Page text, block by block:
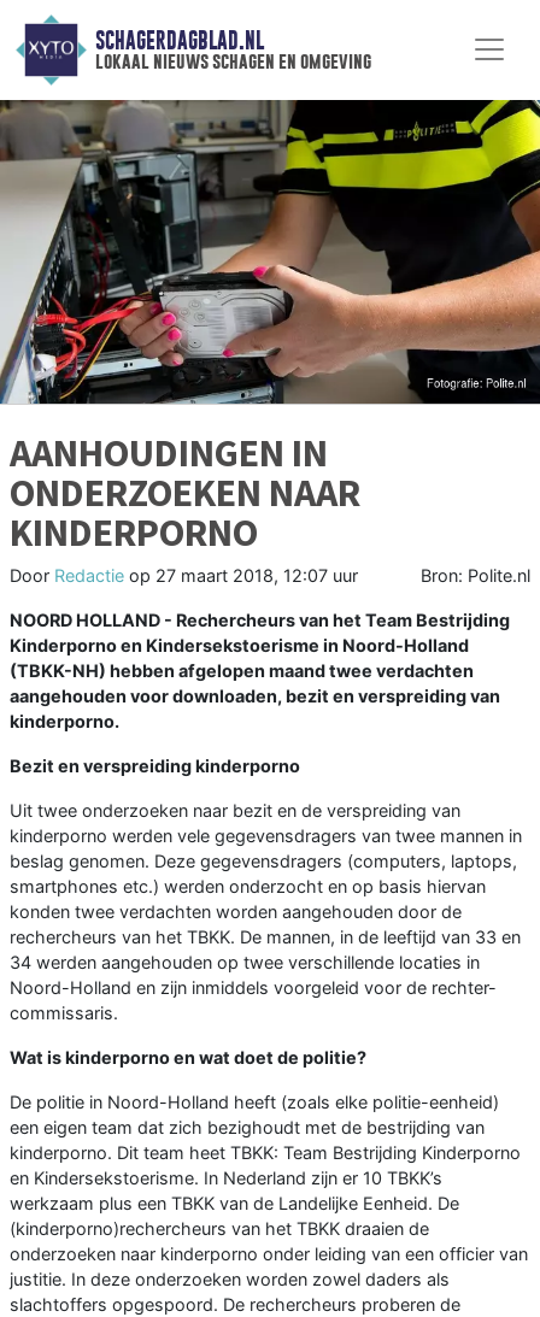
SCHAGERDAGBLAD.NL
lokaal nieuws schagen en omgeving
AANHOUDINGEN IN
ONDERZOEKEN NAAR
KINDERPORNO
Door Redactie op 27 maart 2018, 12:07 uur Bron: Polite.nl
NOORD HOLLAND - Rechercheurs van het Team Bestrijding
Kinderporno en Kindersekstoerisme in Noord-Holland
(TBKK-NH) hebben afgelopen maand twee verdachten
aangehouden voor downloaden, bezit en verspreiding van
kinderporno.
Bezit en verspreiding kinderporno
Uit twee onderzoeken naar bezit en de verspreiding van
kinderporno werden vele gegevensdragers van twee mannen in
beslag genomen. Deze gegevensdragers (computers, laptops,
smartphones etc.) werden onderzocht en op basis hiervan
konden twee verdachten worden aangehouden door de
rechercheurs van het TBKK. De mannen, in de leeftijd van 33 en
34 werden aangehouden op twee verschillende locaties in
Noord-Holland en zijn inmiddels voorgeleid voor de rechter-
commissaris.
Wat is kinderporno en wat doet de politie?
De politie in Noord-Holland heeft (zoals elke politie-eenheid)
een eigen team dat zich bezighoudt met de bestrijding van
kinderporno. Dit team heet TBKK: Team Bestrijding Kinderporno
en Kindersekstoerisme. In Nederland zijn er 10 TBKK’s
werkzaam plus een TBKK van de Landelijke Eenheid. De
(kinderporno)rechercheurs van het TBKK draaien de
onderzoeken naar kinderporno onder leiding van een officier van
justitie. In deze onderzoeken worden zowel daders als
slachtoffers opgespoord. De rechercheurs proberen de